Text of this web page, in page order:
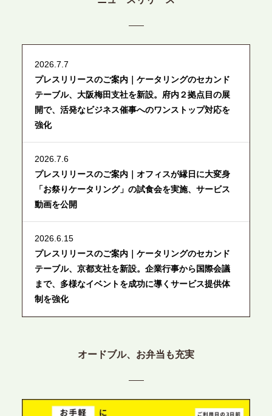
2026.7.7
プレスリリースのご案内｜ケータリングのセカンド
テーブル、大阪梅田支社を新設。府内２拠点目の展
開で、活発なビジネス催事へのワンストップ対応を
強化
2026.7.6
プレスリリースのご案内｜オフィスが縁日に大変身
「お祭りケータリング」の試食会を実施、サービス
動画を公開
2026.6.15
プレスリリースのご案内｜ケータリングのセカンド
テーブル、京都支社を新設。企業行事から国際会議
まで、多様なイベントを成功に導くサービス提供体
制を強化
プレスリリースのご案内｜ケータリングのセカンド
目の展開で、拡大する出張パーティー・ケータリン
オードブル、お弁当も充実